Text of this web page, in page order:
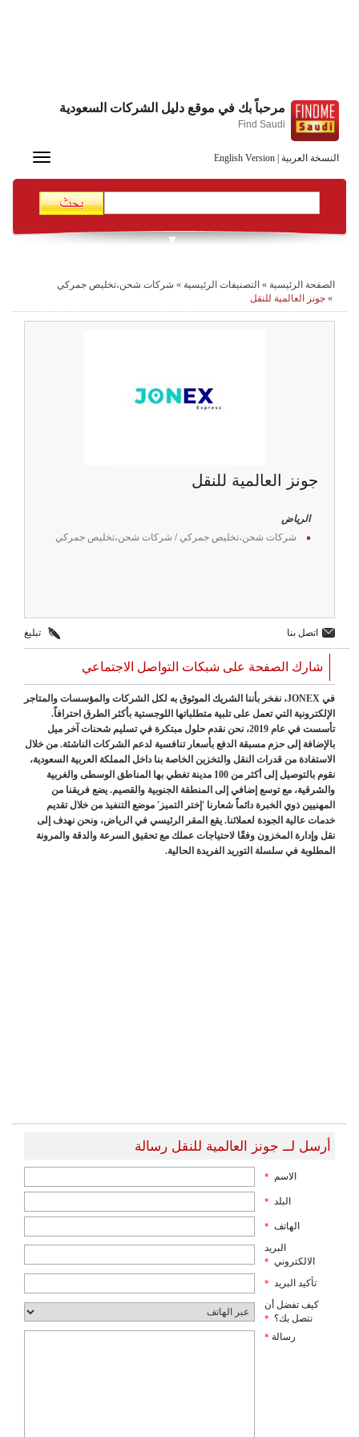
النسخة العربية English Version
مرحباً بك في موقع دليل الشركات السعودية
Find Saudi
Toggle
الصفحة الرئيسية » التصنيفات الرئيسية » شركات شحن،تخليص جمركي
» جونز العالمية للنقل
جونز العالمية للنقل
الرياض
شركات شحن،تخليص جمركي / شركات شحن،تخليص جمركي
اتصل بنا تبليغ
شارك الصفحة على شبكات التواصل الاجتماعي
في JONEX، نفخر بأننا الشريك الموثوق به لكل الشركات والمؤسسات والمتاجر
الإلكترونية التي تعمل على تلبية متطلباتها اللوجستية بأكثر الطرق احترافاً.
تأسست في عام 2019، نحن نقدم حلول مبتكرة في تسليم شحنات آخر ميل
بالإضافة إلى حزم مسبقة الدفع بأسعار تنافسية لدعم الشركات الناشئة. من خلال
الاستفادة من قدرات النقل والتخزين الخاصة بنا داخل المملكة العربية السعودية،
نقوم بالتوصيل إلى أكثر من 100 مدينة تغطي بها المناطق الوسطى والغربية
والشرقية، مع توسع إضافي إلى المنطقة الجنوبية والقصيم. يضع فريقنا من
المهنيين ذوي الخبرة دائماً شعارنا 'إختر التميز' موضع التنفيذ من خلال تقديم
خدمات عالية الجودة لعملائنا. يقع المقر الرئيسي في الرياض، ونحن نهدف إلى
نقل وإدارة المخزون وفقًا لاحتياجات عملك مع تحقيق السرعة والدقة والمرونة
المطلوبة في سلسلة التوريد الفريدة الحالية.
أرسل لــ جونز العالمية للنقل رسالة
الاسم *
البلد *
الهاتف *
البريد
الالكتروني *
تأكيد البريد *
كيف تفضل أن
نتصل بك؟ *
رسالة *